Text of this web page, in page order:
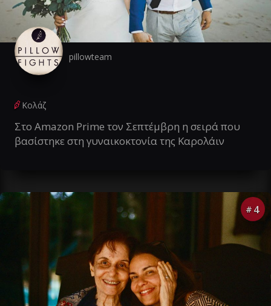
pillowteam
Κολάζ
Στο Amazon Prime τον Σεπτέμβρη η σειρά που
βασίστηκε στη γυναικοκτονία της Καρολάιν
# 4